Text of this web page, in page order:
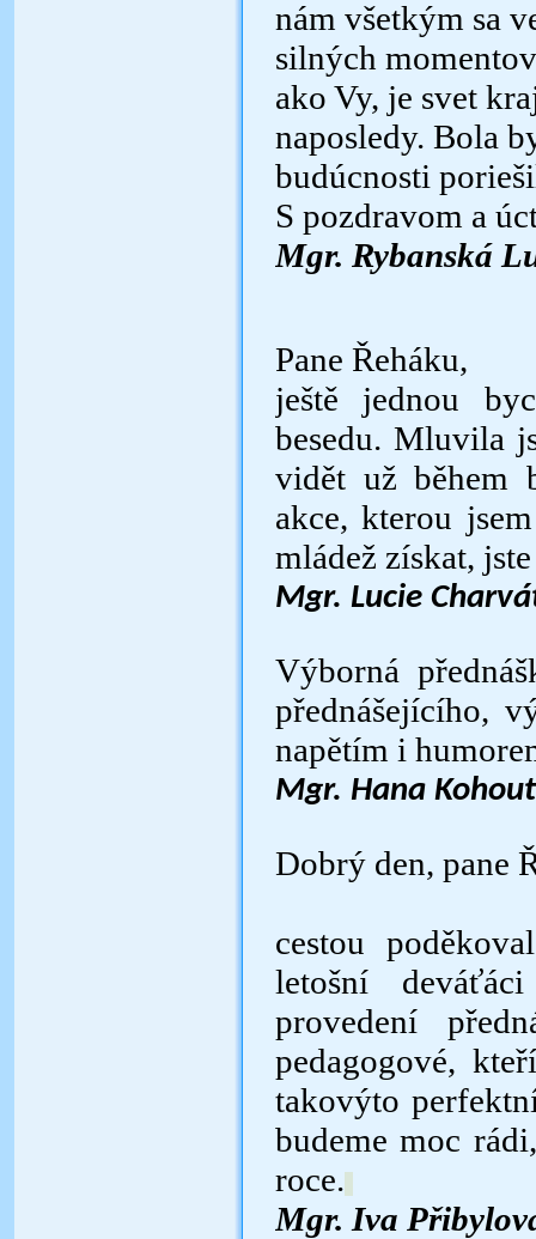
nám všetkým sa
silných
ako Vy, je svet
naposledy. Bola
budúcnosti
S pozdravom a
Mgr. Rybanská
Pane Řeháku,
ještě jednou
besedu. Mluvila
vidět už během
akce, kterou
mládež získat,
Mgr. Lucie
Výborná
přednášejícího,
napětím i
Mgr. Hana
Dobrý
cestou
letošní
provedení
pedagogové,
takovýto
budeme moc
roce.
Mgr. Iva